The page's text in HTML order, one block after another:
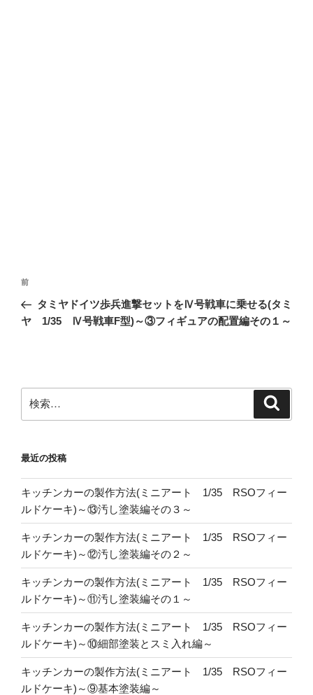
投
ナ
シ
ョ
前
の
投
前
タミヤドイツ歩兵進撃セットをⅣ号戦車に乗せる(タミ
ヤ 1/35 Ⅳ号戦車F型)～③フィギュアの配置編その１～
索:
最近の投稿
キッチンカーの製作方法(ミニアート 1/35 RSOフィー
ルドケーキ)～⑬汚し塗装編その３～
キッチンカーの製作方法(ミニアート 1/35 RSOフィー
ルドケーキ)～⑫汚し塗装編その２～
キッチンカーの製作方法(ミニアート 1/35 RSOフィー
ルドケーキ)～⑪汚し塗装編その１～
キッチンカーの製作方法(ミニアート 1/35 RSOフィー
ルドケーキ)～⑩細部塗装とスミ入れ編～
キッチンカーの製作方法(ミニアート 1/35 RSOフィー
ルドケーキ)～⑨基本塗装編～